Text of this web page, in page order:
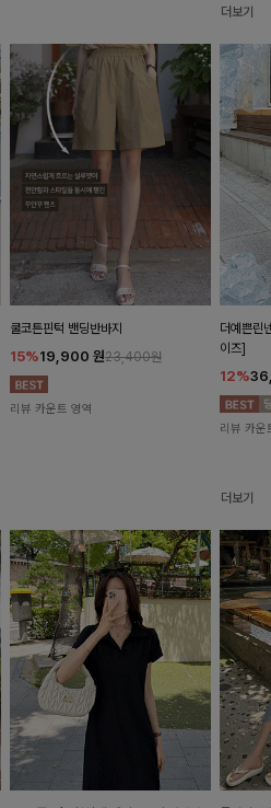
더보기
쿨코튼핀턱 밴딩반바지
15%19,900 원23,400원
리뷰 카운트 영역
더예쁜린
이즈]
12%
리뷰 카운
더보기